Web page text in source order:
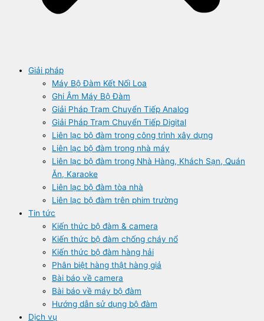
Giải pháp
Máy Bộ Đàm Kết Nối Loa
Ghi Âm Máy Bộ Đàm
Giải Pháp Trạm Chuyển Tiếp Analog
Giải Pháp Trạm Chuyển Tiếp Digital
Liên lạc bộ đàm trong công trình xây dựng
Liên lạc bộ đàm trong nhà máy
Liên lạc bộ đàm trong Nhà Hàng, Khách Sạn, Quán
Ăn, Karaoke
Liên lạc bộ đàm tòa nhà
Liên lạc bộ đàm trên phim trường
Tin tức
Kiến thức bộ đàm & camera
Kiến thức bộ đàm chống cháy nổ
Kiến thức bộ đàm hàng hải
Phân biệt hàng thật hàng giả
Bài báo về camera
Bài báo về máy bộ đàm
Hướng dẫn sử dụng bộ đàm
Dịch vụ